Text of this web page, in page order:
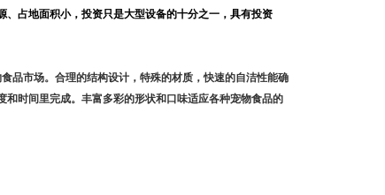
占地面积小，投资只是大型设备的十分之一，具有投资
品市场。合理的结构设计，特殊的材质，快速的自洁性能确
时间里完成。丰富多彩的形状和口味适应各种宠物食品的